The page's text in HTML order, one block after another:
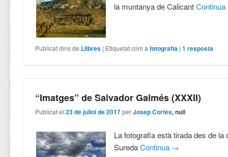
la muntanya de CalicantContinua
Publicat dins de Llibres | Etiquetat com a fotografia |1 resposta
“Imatges” de Salvador Galmés (XXXII)
Publicat el23 de juliol de 2017 perJosep Cortès, null
La fotografia està tirada des de la
SuredaContinua →